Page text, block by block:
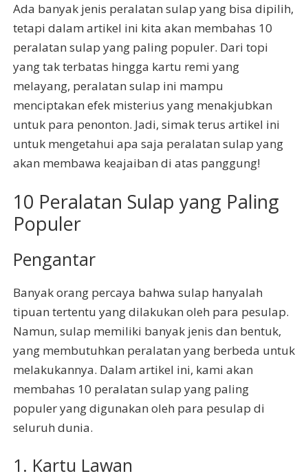
Ada banyak jenis peralatan sulap yang bisa dipilih,
tetapi dalam artikel ini kita akan membahas 10
peralatan sulap yang paling populer. Dari topi
yang tak terbatas hingga kartu remi yang
melayang, peralatan sulap ini mampu
menciptakan efek misterius yang menakjubkan
untuk para penonton. Jadi, simak terus artikel ini
untuk mengetahui apa saja peralatan sulap yang
akan membawa keajaiban di atas panggung!
10 Peralatan Sulap yang Paling
Populer
Pengantar
Banyak orang percaya bahwa sulap hanyalah
tipuan tertentu yang dilakukan oleh para pesulap.
Namun, sulap memiliki banyak jenis dan bentuk,
yang membutuhkan peralatan yang berbeda untuk
melakukannya. Dalam artikel ini, kami akan
membahas 10 peralatan sulap yang paling
populer yang digunakan oleh para pesulap di
seluruh dunia.
1. Kartu Lawan